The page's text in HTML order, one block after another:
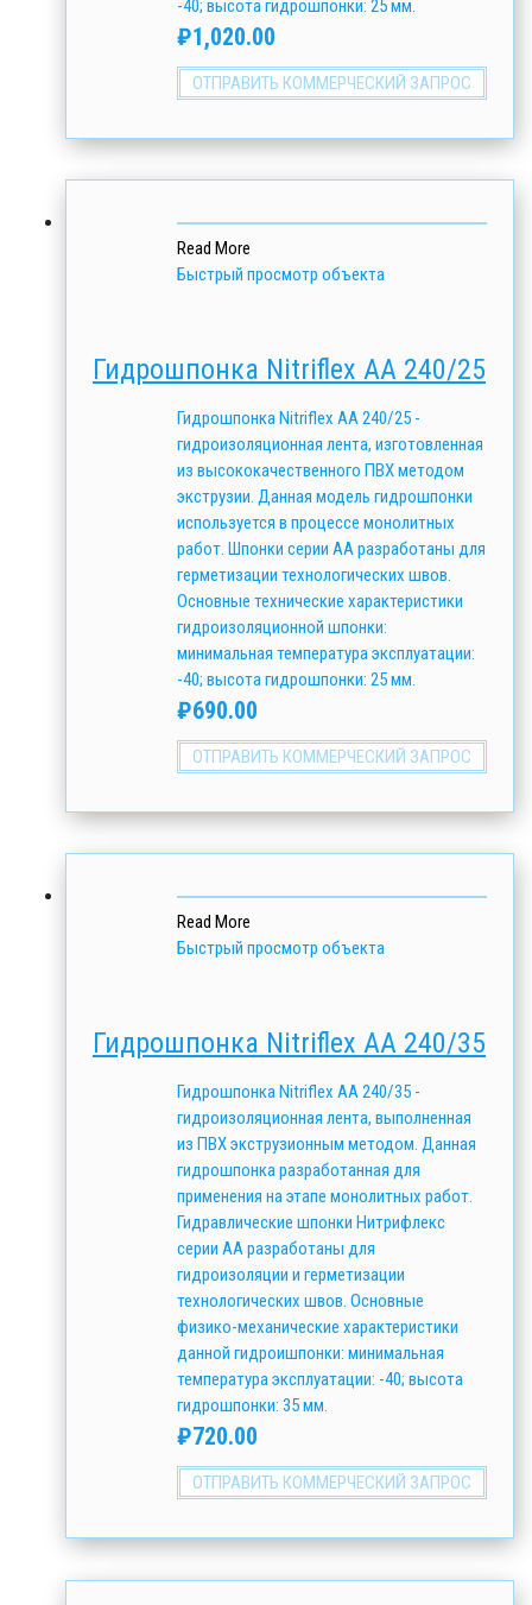
-40; высота гидрошпонки: 25 мм.
₽1,020.00
ОТПРАВИТЬ КОММЕРЧЕСКИЙ ЗАПРОС
Read More
Быстрый просмотр объекта
Гидрошпонка Nitriflex АА 240/25
Гидрошпонка Nitriflex АА 240/25 -
гидроизоляционная лента, изготовленная
из высококачественного ПВХ методом
экструзии. Данная модель гидрошпонки
используется в процессе монолитных
работ. Шпонки серии АА разработаны для
герметизации технологических швов.
Основные технические характеристики
гидроизоляционной шпонки:
минимальная температура эксплуатации:
-40; высота гидрошпонки: 25 мм.
₽690.00
ОТПРАВИТЬ КОММЕРЧЕСКИЙ ЗАПРОС
Read More
Быстрый просмотр объекта
Гидрошпонка Nitriflex АА 240/35
Гидрошпонка Nitriflex АА 240/35 -
гидроизоляционная лента, выполненная
из ПВХ экструзионным методом. Данная
гидрошпонка разработанная для
применения на этапе монолитных работ.
Гидравлические шпонки Нитрифлекс
серии АА разработаны для
гидроизоляции и герметизации
технологических швов. Основные
физико-механические характеристики
данной гидроишпонки: минимальная
температура эксплуатации: -40; высота
гидрошпонки: 35 мм.
₽720.00
ОТПРАВИТЬ КОММЕРЧЕСКИЙ ЗАПРОС